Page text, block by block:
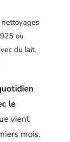
nettoyages
ou
du lait,
le
vient
mois.